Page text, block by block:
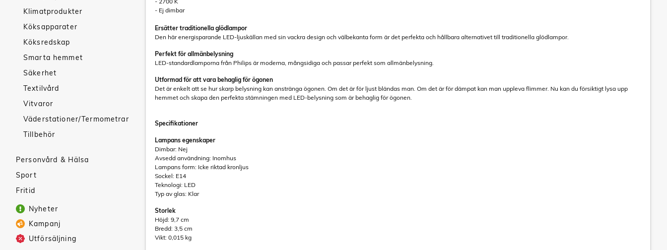
Klimatprodukter
Köksapparater
Köksredskap
Smarta hemmet
Säkerhet
Textilvård
Vitvaror
Väderstationer/Termometrar
Tillbehör
Personvård & Hälsa
Sport
Fritid
Nyheter
Kampanj
Utförsäljning
- Ej dimbar
Ersätter traditionella glödlampor
Den här energisparande LED-ljuskällan med sin vackra design och välbekanta form är det perfekta och hållbara alternativet till traditionella glödlampor.
Perfekt för allmänbelysning
LED-standardlamporna från Philips är moderna, mångsidiga och passar perfekt som allmänbelysning.
Utformad för att vara behaglig för ögonen
Det är enkelt att se hur skarp belysning kan anstränga ögonen. Om det är för ljust bländas man. Om det är för dämpat kan man uppleva flimmer. Nu kan du försiktigt lysa upp
hemmet och skapa den perfekta stämningen med LED-belysning som är behaglig för ögonen.
Specifikationer
Lampans egenskaper
Dimbar: Nej
Avsedd användning: Inomhus
Lampans form: Icke riktad kronljus
Sockel: E14
Teknologi: LED
Typ av glas: Klar
Storlek
Höjd: 9,7 cm
Bredd: 3,5 cm
Vikt: 0,015 kg